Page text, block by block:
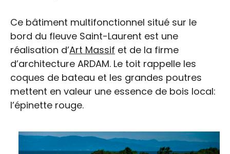
Ce bâtiment multifonctionnel situé sur le
bord du fleuve Saint-Laurent est une
réalisation d’Art Massif et de la firme
d’architecture ARDAM. Le toit rappelle les
coques de bateau et les grandes poutres
mettent en valeur une essence de bois local:
l’épinette rouge.